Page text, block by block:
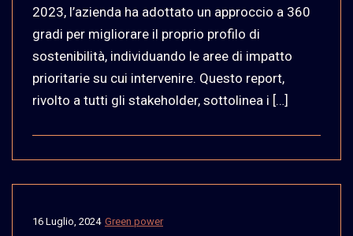
2023, l’azienda ha adottato un approccio a 360
gradi per migliorare il proprio profilo di
sostenibilità, individuando le aree di impatto
prioritarie su cui intervenire. Questo report,
rivolto a tutti gli stakeholder, sottolinea i […]
Green power
16 Luglio, 2024